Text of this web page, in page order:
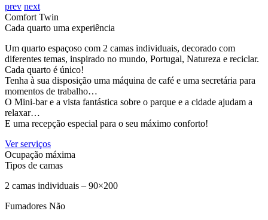
prev next
Comfort Twin
Cada quarto uma experiência
Um quarto espaçoso com 2 camas individuais, decorado com
diferentes temas, inspirado no mundo, Portugal, Natureza e reciclar.
Cada quarto é único!
Tenha à sua disposição uma máquina de café e uma secretária para
momentos de trabalho…
O Mini-bar e a vista fantástica sobre o parque e a cidade ajudam a
relaxar…
E uma recepção especial para o seu máximo conforto!
Ver serviços
Ocupação máxima
Tipos de camas
2 camas individuais – 90×200
Fumadores Não